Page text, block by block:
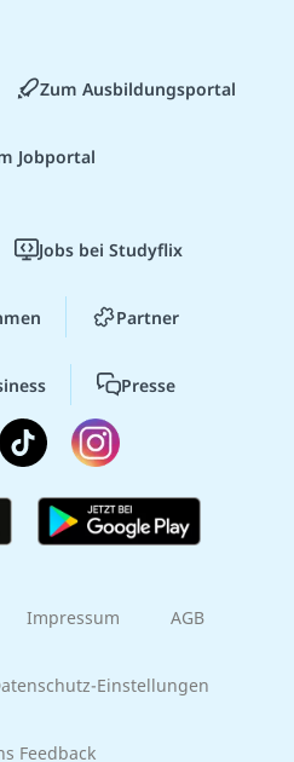
Zum Ausbildungsportal
Jobportal
Jobs bei Studyflix
Partner
Presse
Impressum AGB
Einstellungen
Feedback